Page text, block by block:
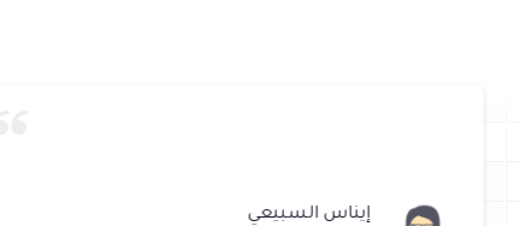
إيناس السبيعي